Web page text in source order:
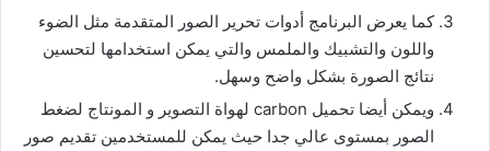
كما يعرض البرنامج أدوات تحرير الصور المتقدمة مثل الضوء
واللون والتشبيك والملمس والتي يمكن استخدامها لتحسين
نتائج الصورة بشكل واضح وسهل.
ويمكن أيضا تحميل carbon لهواة التصوير و المونتاج لضغط
الصور بمستوى عالي جدا حيث يمكن للمستخدمين تقديم صور